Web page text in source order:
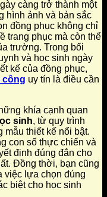
càng trở thành một
hình ảnh và bản sắc
đồng phục không chỉ
trang phục mà còn thể
trường. Trong bối
và học sinh ngày
kế của đồng phục,
công uy tín là điều cần
khía cạnh quan
sinh, từ quy trình
mẫu thiết kế nổi bật.
con số thực chiến và
định đúng đắn cho
Đồng thời, bạn cũng
việc lựa chọn đúng
biệt cho học sinh